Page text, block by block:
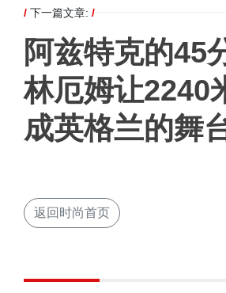
/ 下一篇文章: /
阿兹特克的45
林厄姆让2240
成英格兰的舞
返回时尚首页